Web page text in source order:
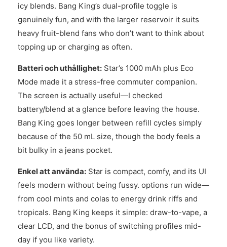
icy blends. Bang King’s dual-profile toggle is
genuinely fun, and with the larger reservoir it suits
heavy fruit-blend fans who don’t want to think about
topping up or charging as often.
Batteri och uthållighet: Star’s 1000 mAh plus Eco
Mode made it a stress-free commuter companion.
The screen is actually useful—I checked
battery/blend at a glance before leaving the house.
Bang King goes longer between refill cycles simply
because of the 50 mL size, though the body feels a
bit bulky in a jeans pocket.
Enkel att använda: Star is compact, comfy, and its UI
feels modern without being fussy. options run wide—
from cool mints and colas to energy drink riffs and
tropicals. Bang King keeps it simple: draw-to-vape, a
clear LCD, and the bonus of switching profiles mid-
day if you like variety.